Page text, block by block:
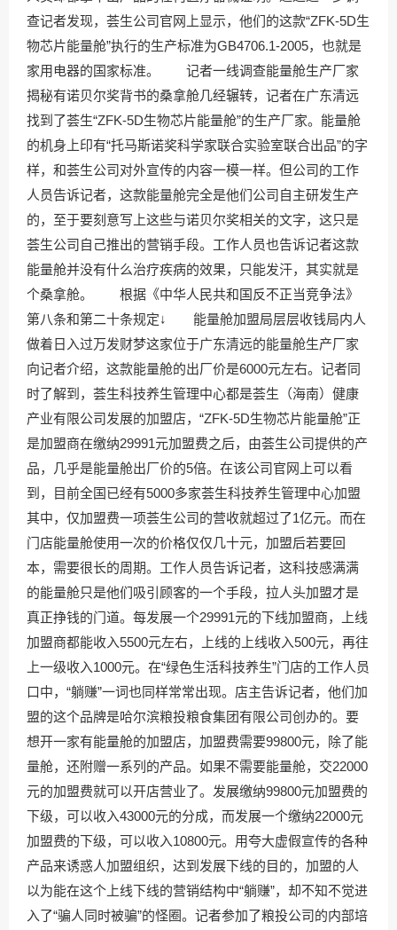
查记者发现，荟生公司官网上显示，他们的这款“ZFK-5D生
物芯片能量舱”执行的生产标准为GB4706.1-2005，也就是
家用电器的国家标准。 记者一线调查能量舱生产厂家
揭秘有诺贝尔奖背书的桑拿舱几经辗转，记者在广东清远
找到了荟生“ZFK-5D生物芯片能量舱”的生产厂家。能量舱
的机身上印有“托马斯诺奖科学家联合实验室联合出品”的字
样，和荟生公司对外宣传的内容一模一样。但公司的工作
人员告诉记者，这款能量舱完全是他们公司自主研发生产
的，至于要刻意写上这些与诺贝尔奖相关的文字，这只是
荟生公司自己推出的营销手段。工作人员也告诉记者这款
能量舱并没有什么治疗疾病的效果，只能发汗，其实就是
个桑拿舱。 根据《中华人民共和国反不正当竞争法》
第八条和第二十条规定↓ 能量舱加盟局层层收钱局内人
做着日入过万发财梦这家位于广东清远的能量舱生产厂家
向记者介绍，这款能量舱的出厂价是6000元左右。记者同
时了解到，荟生科技养生管理中心都是荟生（海南）健康
产业有限公司发展的加盟店，“ZFK-5D生物芯片能量舱”正
是加盟商在缴纳29991元加盟费之后，由荟生公司提供的产
品，几乎是能量舱出厂价的5倍。在该公司官网上可以看
到，目前全国已经有5000多家荟生科技养生管理中心加盟
其中，仅加盟费一项荟生公司的营收就超过了1亿元。而在
门店能量舱使用一次的价格仅仅几十元，加盟后若要回
本，需要很长的周期。工作人员告诉记者，这科技感满满
的能量舱只是他们吸引顾客的一个手段，拉人头加盟才是
真正挣钱的门道。每发展一个29991元的下线加盟商，上线
加盟商都能收入5500元左右，上线的上线收入500元，再往
上一级收入1000元。在“绿色生活科技养生”门店的工作人员
口中，“躺赚”一词也同样常常出现。店主告诉记者，他们加
盟的这个品牌是哈尔滨粮投粮食集团有限公司创办的。要
想开一家有能量舱的加盟店，加盟费需要99800元，除了能
量舱，还附赠一系列的产品。如果不需要能量舱，交22000
元的加盟费就可以开店营业了。发展缴纳99800元加盟费的
下级，可以收入43000元的分成，而发展一个缴纳22000元
加盟费的下级，可以收入10800元。用夸大虚假宣传的各种
产品来诱惑人加盟组织，达到发展下线的目的，加盟的人
以为能在这个上线下线的营销结构中“躺赚”，却不知不觉进
入了“骗人同时被骗”的怪圈。记者参加了粮投公司的内部培